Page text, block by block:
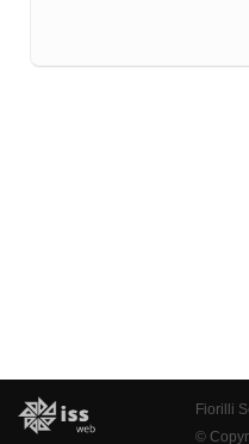
Fiorilli
©